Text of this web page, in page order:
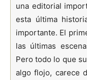
una editorial
esta última
importante. El
las últimas
Pero todo lo que
algo flojo, carece